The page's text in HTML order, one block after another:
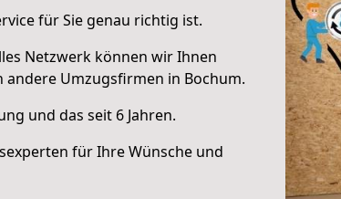
für Sie genau richtig ist.
Netzwerk können wir Ihnen
Umzugsfirmen in Bochum.
und das seit 6 Jahren.
für Ihre Wünsche und